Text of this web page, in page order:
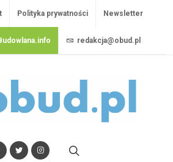
Polityka prywatności Newsletter
redakcja@obud.pl